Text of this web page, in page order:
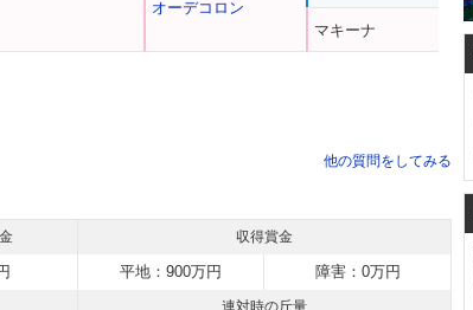
オーデコロン
マキーナ
他の質問をしてみる
収得賞金
平地：900万円 障害：0万円
連対時の斤量